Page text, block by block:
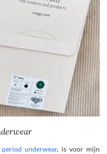
period underwear, is voor mijn